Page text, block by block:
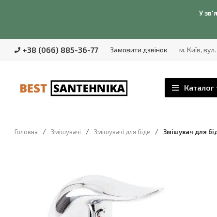
У
+38 (066) 885-36-77 Замовити дзвінок м. Київ,
Каталог
Головна / Змішувачі / Змішувачі для біде / Змішувач для